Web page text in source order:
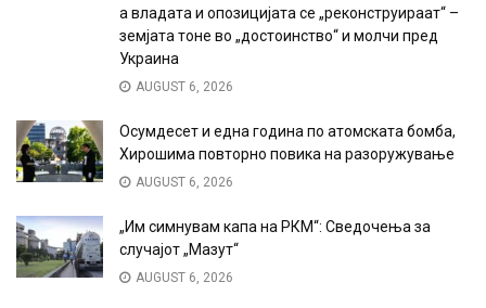
а владата и опозицијата се „реконструираат“ –
земјата тоне во „достоинство“ и молчи пред
Украина
AUGUST 6, 2026
Осумдесет и една година по атомската бомба,
Хирошима повторно повика на разоружување
AUGUST 6, 2026
„Им симнувам капа на РКМ“: Сведочења за
случајот „Мазут“
AUGUST 6, 2026